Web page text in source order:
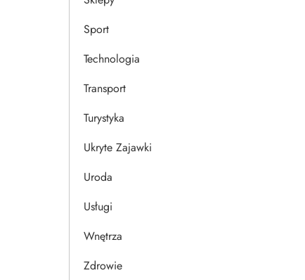
Sport
Technologia
Transport
Turystyka
Ukryte Zajawki
Uroda
Usługi
Wnętrza
Zdrowie